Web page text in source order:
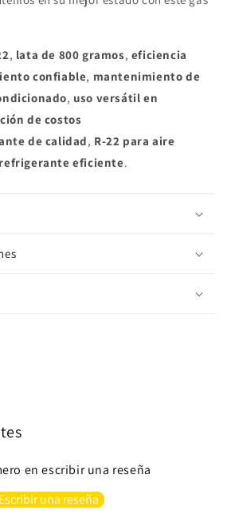
, lata de 800 gramos, eficiencia
confiable, mantenimiento de
, uso versátil en
de costos
de calidad, R-22 para aire
eficiente.
en escribir una reseña
Escribir una reseña